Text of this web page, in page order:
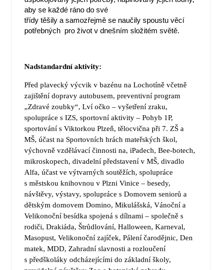
aby se každé ráno do své
třídy těšily a samozřejmě se naučily spoustu věcí
potřebných pro život v dnešním složitém světě.
Nadstandardní aktivity:
Před plavecký výcvik v bazénu na Lochotíně včetně
zajištění dopravy autobusem, preventivní program
„Zdravé zoubky“, Lví očko – vyšetření zraku,​​
spolupráce s IZS, sportovní aktivity – Pohyb 1P,
sportování s Viktorkou Plzeň, tělocvična při 7. ZŠ a
MŠ, účast na Sportovních hrách mateřských škol,
výchovně vzdělávací činnosti na, iPadech, Bee-botech,
mikroskopech, divadelní představení v MŠ, divadlo
Alfa, účast ve výtvarných soutěžích, spolupráce
s městskou knihovnou v Plzni Vinice – besedy,
návštěvy, výstavy, spolupráce s Domovem seniorů a
dětským domovem Domino, Mikulášská, Vánoční a
Velikonoční besídka spojená s dílnami – společně s
rodiči, Drakiáda, Štrůdlování, Halloween, Karneval,
Masopust, Velikonoční zajíček, Pálení čarodějnic, Den
matek, MDD, Zahradní slavnosti a rozloučení
s předškoláky odcházejícími do základní školy,